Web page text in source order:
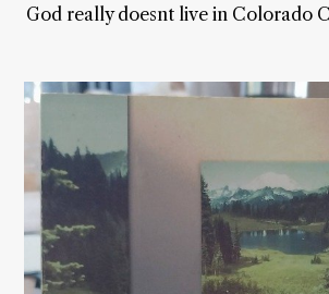
God really doesnt live in Colorado